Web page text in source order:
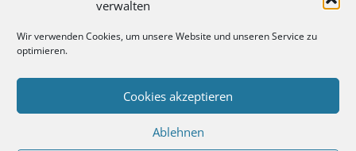
verwalten
Wir verwenden Cookies, um unsere Website und unseren Service zu
optimieren.
Cookies akzeptieren
Ablehnen
NiedrigzinsenPalladium
Edelmetalle
PlatinProService
AG Sicherheit
Vermögensschutz
Vermögenssicherung
Vermögensspeicher